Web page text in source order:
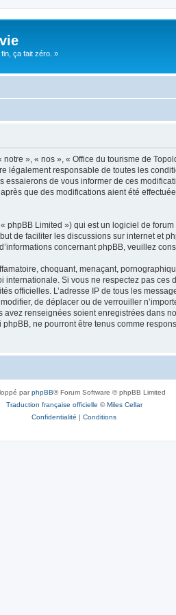
ça fait zéro. »
», « nos », « Office du tourisme de
légalement responsable de toutes les
de vous informer de ces
que des modifications aient été
Limited ») qui est un logiciel de
de faciliter les discussions sur internet et
concernant phpBB, veuillez
choquant, menaçant,
Si vous ne respectez pas
officielles. L’adresse IP de tous les
de déplacer ou de verrouiller
renseignées soient enregistrées dans
ne pourront être tenus comme
parphpBB® Forum Software © phpBB Limited
Traduction française officielle ©Miles Cellar
Confidentialité | Conditions